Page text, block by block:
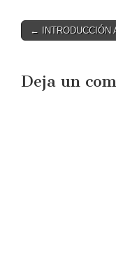
Post
← INTRODUCCIÓN
Deja un